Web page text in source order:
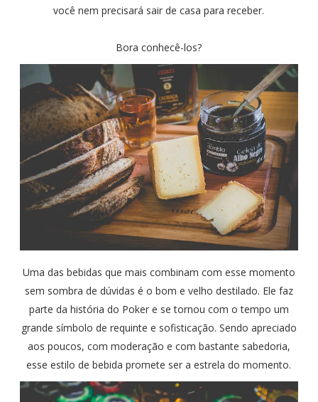
você nem precisará sair de casa para receber.
Bora conhecê-los?
Uma das bebidas que mais combinam com esse momento
sem sombra de dúvidas é o bom e velho destilado. Ele faz
parte da história do Poker e se tornou com o tempo um
grande símbolo de requinte e sofisticação. Sendo apreciado
aos poucos, com moderação e com bastante sabedoria,
esse estilo de bebida promete ser a estrela do momento.